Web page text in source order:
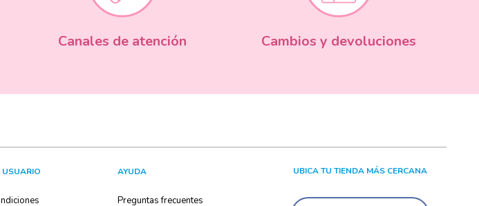
Canales de atención Cambios y devoluciones
AYUDA
Preguntas frecuentes
UBICA TU TIENDA MÁS CERCANA